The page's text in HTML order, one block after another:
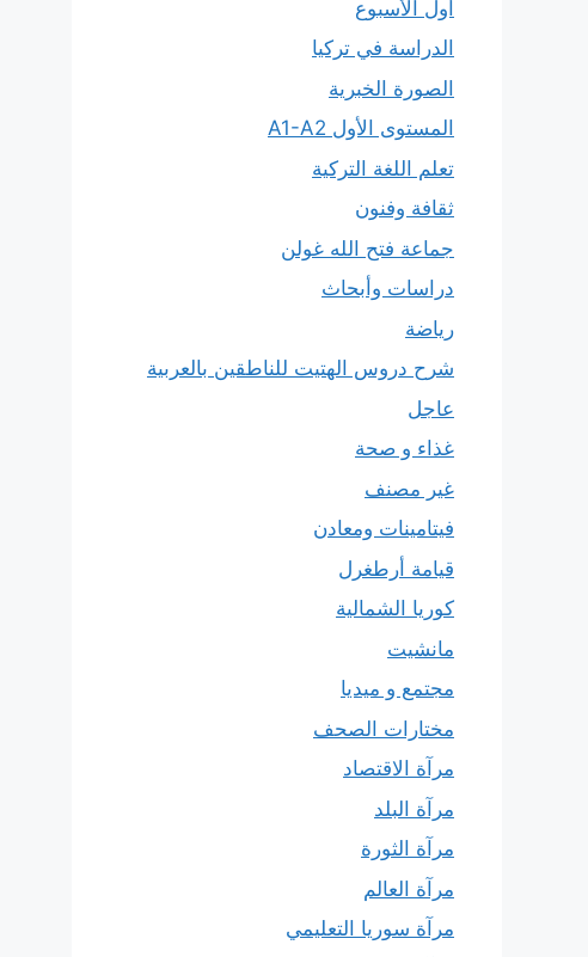
أول الأسبوع
الدراسة في تركيا
الصورة الخبرية
المستوى الأول A1-A2
تعلم اللغة التركية
ثقافة وفنون
جماعة فتح الله غولن
دراسات وأبحاث
رياضة
شرح دروس الهتيت للناطقين بالعربية
عاجل
غذاء و صحة
غير مصنف
فيتامينات ومعادن
قيامة أرطغرل
كوريا الشمالية
مانشيت
مجتمع و ميديا
مختارات الصحف
مرآة الاقتصاد
مرآة البلد
مرآة الثورة
مرآة العالم
مرآة سوريا التعليمي